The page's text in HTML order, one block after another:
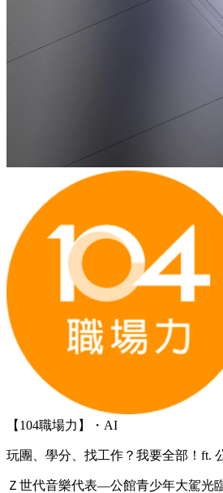
【104職場力】・AI
玩團、學分、找工作？我要全部！ft.
Ｚ世代音樂代表—公館青少年大駕光